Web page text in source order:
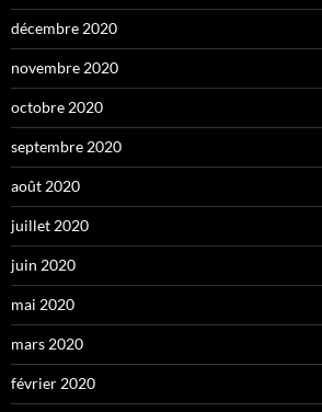
décembre 2020
novembre 2020
octobre 2020
septembre 2020
août 2020
juillet 2020
juin 2020
mai 2020
mars 2020
février 2020